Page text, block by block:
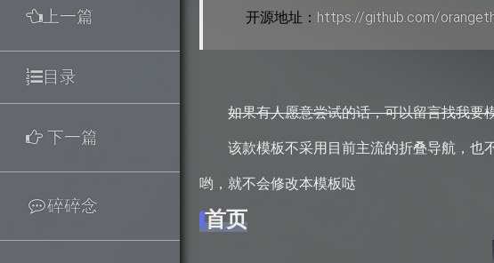
上一篇
目录
下一篇
碎碎念
开源地址： https://github.com/
如果有人愿意尝试的话，可以留言找我要
该款模板不采用目前主流的折叠导航，也
哟，就不会修改本模板哒
首页